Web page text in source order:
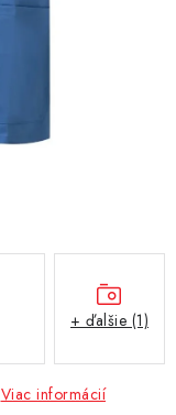
Viac informácií
+ ďalšie (1)